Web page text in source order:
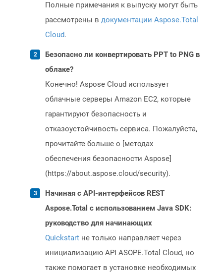
Полные примечания к выпуску могут быть
рассмотрены в документации Aspose.Total
Cloud.
Безопасно ли конвертировать PPT to PNG в
облаке?
Конечно! Aspose Cloud использует
облачные серверы Amazon EC2, которые
гарантируют безопасность и
отказоустойчивость сервиса. Пожалуйста,
прочитайте больше о [методах
обеспечения безопасности Aspose]
(https://about.aspose.cloud/security).
Начиная с API-интерфейсов REST
Aspose.Total с использованием Java SDK:
руководство для начинающих
Quickstart не только направляет через
инициализацию API ASOPE.Total Cloud, но
также помогает в установке необходимых